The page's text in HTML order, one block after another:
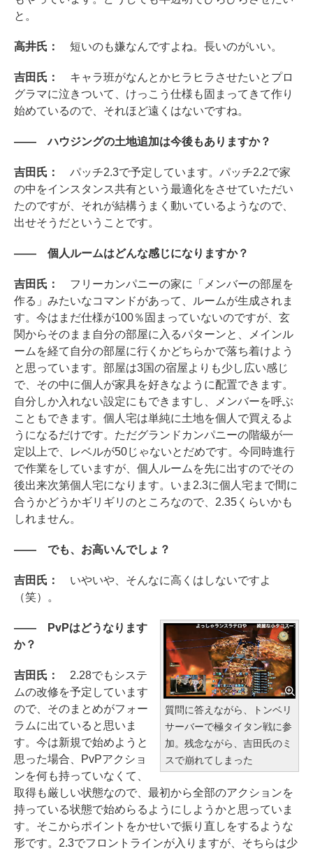
と。
高井氏： 短いのも嫌なんですよね。長いのがいい。
吉田氏： キャラ班がなんとかヒラヒラさせたいとプロ
グラマに泣きついて、けっこう仕様も固まってきて作り
始めているので、それほど遠くはないですね。
―― ハウジングの土地追加は今後もありますか？
吉田氏： パッチ2.3で予定しています。パッチ2.2で家
の中をインスタンス共有という最適化をさせていただい
たのですが、それが結構うまく動いているようなので、
出せそうだということです。
―― 個人ルームはどんな感じになりますか？
吉田氏： フリーカンパニーの家に「メンバーの部屋を
作る」みたいなコマンドがあって、ルームが生成されま
す。今はまだ仕様が100％固まっていないのですが、玄
関からそのまま自分の部屋に入るパターンと、メインル
ームを経て自分の部屋に行くかどちらかで落ち着けよう
と思っています。部屋は3国の宿屋よりも少し広い感じ
で、その中に個人が家具を好きなように配置できます。
自分しか入れない設定にもできますし、メンバーを呼ぶ
こともできます。個人宅は単純に土地を個人で買えるよ
うになるだけです。ただグランドカンパニーの階級が一
定以上で、レベルが50じゃないとだめです。今同時進行
で作業をしていますが、個人ルームを先に出すのでその
後出来次第個人宅になります。いま2.3に個人宅まで間に
合うかどうかギリギリのところなので、2.35くらいかも
しれません。
―― でも、お高いんでしょ？
吉田氏： いやいや、そんなに高くはしないですよ
（笑）。
質問に答えながら、トンベリ
サーバーで極タイタン戦に参
加。残念ながら、吉田氏のミ
スで崩れてしまった
―― PvPはどうなります
か？
吉田氏： 2.28でもシステ
ムの改修を予定しています
ので、そのまとめがフォー
ラムに出ていると思いま
す。今は新規で始めようと
思った場合、PvPアクショ
ンを何も持っていなくて、
取得も厳しい状態なので、最初から全部のアクションを
持っている状態で始めらるようにしようかと思っていま
す。そこからポイントをかせいで振り直しをするような
形です。2.3でフロントラインが入りますが、そちらは少